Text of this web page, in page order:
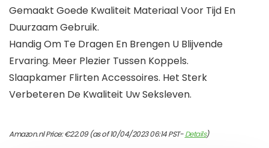
Gemaakt Goede Kwaliteit Materiaal Voor Tijd En
Duurzaam Gebruik.
Handig Om Te Dragen En Brengen U Blijvende
Ervaring. Meer Plezier Tussen Koppels.
Slaapkamer Flirten Accessoires. Het Sterk
Verbeteren De Kwaliteit Uw Seksleven.
Amazon.nl Price:€22.09(as of 10/04/2023 06:14 PST-Details)